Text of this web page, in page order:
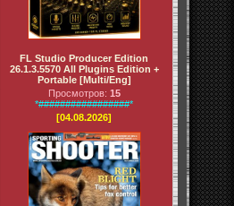
FL Studio Producer Edition
26.1.3.5570 All Plugins Edition +
Portable [Multi/Eng]
Просмотров: 15
*#################*
[04.08.2026]